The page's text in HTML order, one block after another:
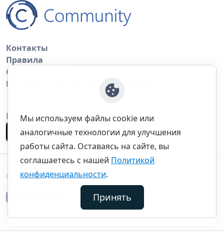
Контакты
Правила
Обратная связь
Правила копирования материалов
Приложение
©thecommunity.ru 2026. Все права защищены.
Мы используем файлы cookie или
аналогичные технологии для улучшения
работы сайта. Оставаясь на сайте, вы
соглашаетесь с нашей Политикой
конфиденциальности.
Принять